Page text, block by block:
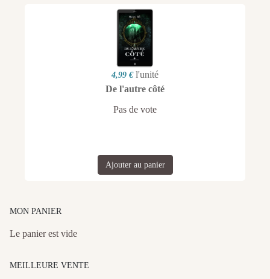
4,99 € l'unité
De l'autre côté
Pas de vote
Ajouter au panier
MON PANIER
Le panier est vide
MEILLEURE VENTE